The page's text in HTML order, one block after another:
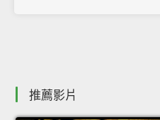
推薦影片